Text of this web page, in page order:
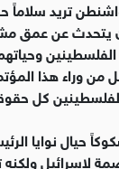
تريد سلاماً
يتحدث عن عمق
من وراء هذا
كل
حيال نوايا
لإسرائيل ولكنه